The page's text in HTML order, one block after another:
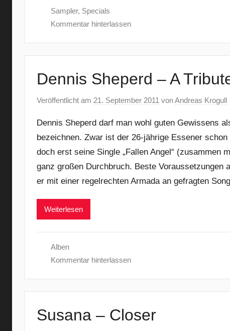
Sampler, Specials
Kommentar hinterlassen
Dennis Sheperd – A
Veröffentlicht am 21. September 2011 vonAndreas Krogull
Dennis Sheperd darf man wohl guten Gewissens
bezeichnen. Zwar ist der 26-jährige Essener
doch erst seine Single „Fallen Angel“ (zusammen
ganz großen Durchbruch. Beste Voraussetzungen
er mit einer regelrechten Armada an gefragten
Weiterlesen
Alben
Kommentar hinterlassen
Susana – Closer